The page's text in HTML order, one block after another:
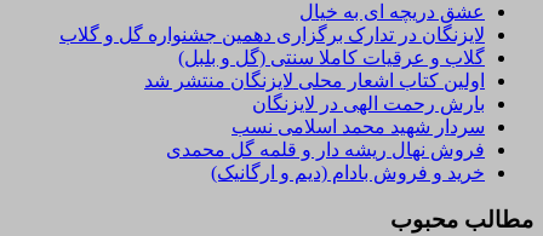
عشق دریچه ای به خیال
لایزنگان در تدارک برگزاری دهمین جشنواره گل و گلاب
گلاب و عرقیات کاملا سنتی (گل و بلبل)
اولین کتاب اشعار محلی لایزنگان منتشر شد
بارش رحمت الهی در لایزنگان
سردار شهید محمد اسلامی نسب
فروش نهال ریشه دار و قلمه گل محمدی
خرید و فروش بادام (دیم و ارگانیک)
مطالب محبوب